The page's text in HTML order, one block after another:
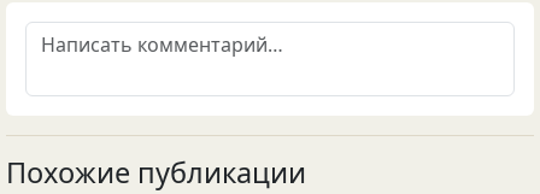
Похожие публикации